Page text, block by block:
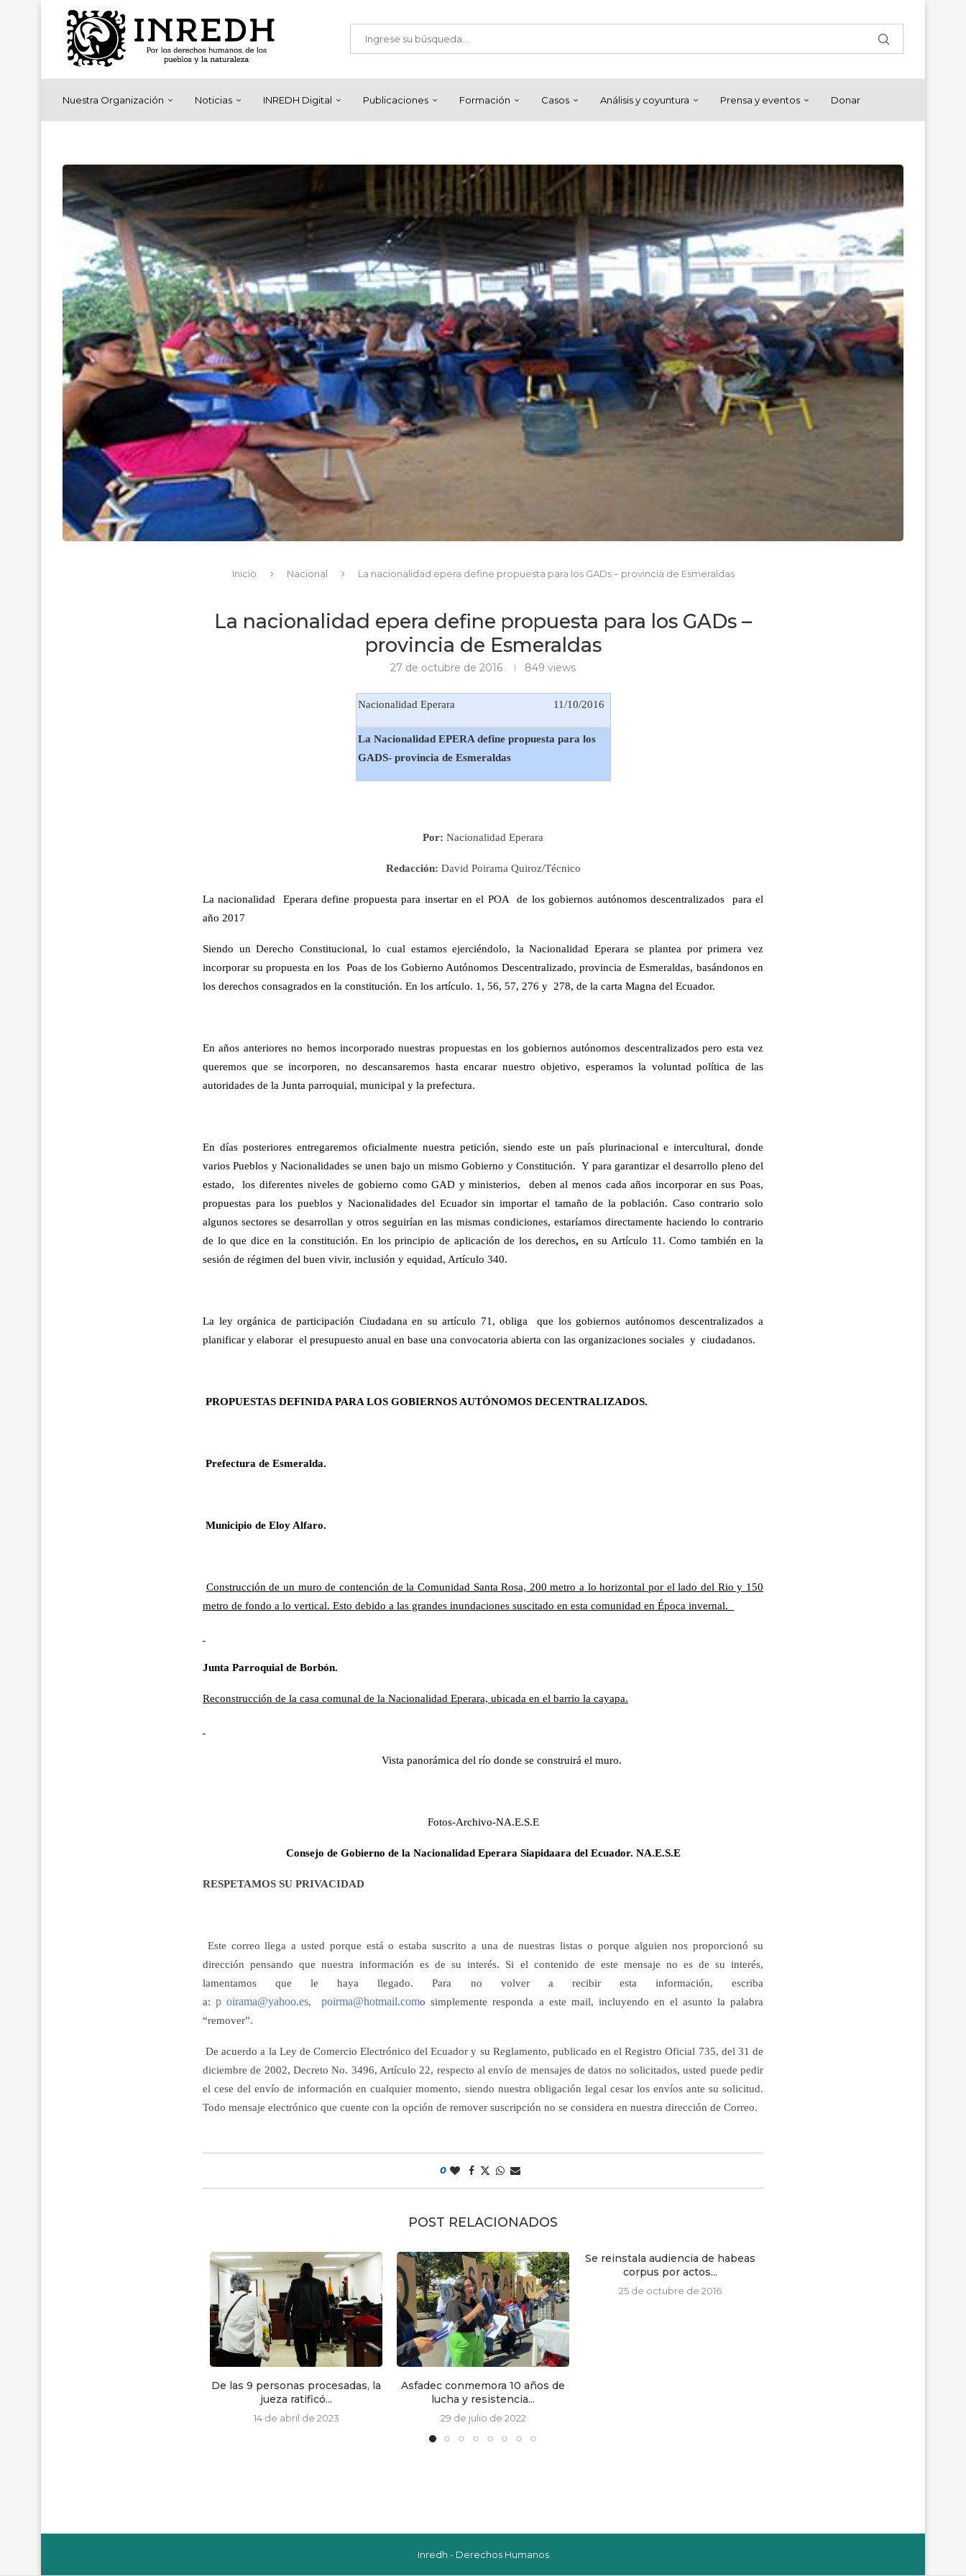
Nuestra Organización Noticias INREDH Digital Publicaciones Formación Casos Análisis y coyuntura Prensa y eventos Donar
Inicio Nacional La nacionalidad epera define propuesta para los GADs – provincia de Esmeraldas
La nacionalidad epera define propuesta para los GADs –
provincia de Esmeraldas
27 de octubre de 2016 849 views
Nacionalidad Eperara 11/10/2016
La Nacionalidad EPERA define propuesta para los
GADS- provincia de Esmeraldas
Por: Nacionalidad Eperara
Redacción: David Poirama Quiroz/Técnico
La nacionalidad Eperara define propuesta para insertar en el POA de los gobiernos autónomos descentralizados para el
año 2017
Siendo un Derecho Constitucional, lo cual estamos ejerciéndolo, la Nacionalidad Eperara se plantea por primera vez
incorporar su propuesta en los Poas de los Gobierno Autónomos Descentralizado, provincia de Esmeraldas, basándonos en
los derechos consagrados en la constitución. En los artículo. 1, 56, 57, 276 y 278, de la carta Magna del Ecuador.
En años anteriores no hemos incorporado nuestras propuestas en los gobiernos autónomos descentralizados pero esta vez
queremos que se incorporen, no descansaremos hasta encarar nuestro objetivo, esperamos la voluntad política de las
autoridades de la Junta parroquial, municipal y la prefectura.
En días posteriores entregaremos oficialmente nuestra petición, siendo este un país plurinacional e intercultural, donde
varios Pueblos y Nacionalidades se unen bajo un mismo Gobierno y Constitución. Y para garantizar el desarrollo pleno del
estado, los diferentes niveles de gobierno como GAD y ministerios, deben al menos cada años incorporar en sus Poas,
propuestas para los pueblos y Nacionalidades del Ecuador sin importar el tamaño de la población. Caso contrario solo
algunos sectores se desarrollan y otros seguirían en las mismas condiciones, estaríamos directamente haciendo lo contrario
de lo que dice en la constitución. En los principio de aplicación de los derechos, en su Artículo 11. Como también en la
sesión de régimen del buen vivir, inclusión y equidad, Artículo 340.
La ley orgánica de participación Ciudadana en su artículo 71, obliga que los gobiernos autónomos descentralizados a
planificar y elaborar el presupuesto anual en base una convocatoria abierta con las organizaciones sociales y ciudadanos.
PROPUESTAS DEFINIDA PARA LOS GOBIERNOS AUTÓNOMOS DECENTRALIZADOS.
Prefectura de Esmeralda.
Municipio de Eloy Alfaro.
Construcción de un muro de contención de la Comunidad Santa Rosa, 200 metro a lo horizontal por el lado del Rio y 150
metro de fondo a lo vertical. Esto debido a las grandes inundaciones suscitado en esta comunidad en Época invernal.
Junta Parroquial de Borbón.
Reconstrucción de la casa comunal de la Nacionalidad Eperara, ubicada en el barrio la cayapa.
Vista panorámica del río donde se construirá el muro.
Fotos-Archivo-NA.E.S.E
Consejo de Gobierno de la Nacionalidad Eperara Siapidaara del Ecuador. NA.E.S.E
RESPETAMOS SU PRIVACIDAD
Este correo llega a usted porque está o estaba suscrito a una de nuestras listas o porque alguien nos proporcionó su
dirección pensando que nuestra información es de su interés. Si el contenido de este mensaje no es de su interés,
lamentamos que le haya llegado. Para no volver a recibir esta información, escriba
a:p oirama@yahoo.es, poirma@hotmail.como simplemente responda a este mail, incluyendo en el asunto la palabra
“remover”.
De acuerdo a la Ley de Comercio Electrónico del Ecuador y su Reglamento, publicado en el Registro Oficial 735, del 31 de
diciembre de 2002, Decreto No. 3496, Artículo 22, respecto al envío de mensajes de datos no solicitados, usted puede pedir
el cese del envío de información en cualquier momento, siendo nuestra obligación legal cesar los envíos ante su solicitud.
Todo mensaje electrónico que cuente con la opción de remover suscripción no se considera en nuestra dirección de Correo.
0
POST RELACIONADOS
Asfadec conmemora 10 años de
lucha y resistencia...
29 de julio de 2022
Se reinstala audiencia de habeas
corpus por actos...
25 de octubre de 2016
Audiencia de juzgamiento de
Juliana Campoverde se
suspende...
Inredh - Derechos Humanos